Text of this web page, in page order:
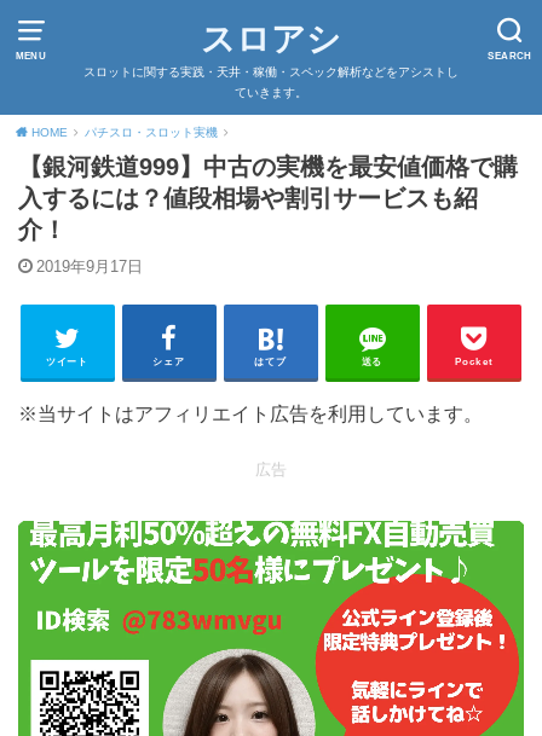
MENU SEARCH
スロアシ
スロットに関する実践・天井・稼働・スペック解析などをアシストし
ていきます。
HOME パチスロ・スロット実機
【銀河鉄道999】中古の実機を最安値価格で購
入するには？値段相場や割引サービスも紹
介！
2019年9月17日
ツイート シェア はてブ 送る Pocket
※当サイトはアフィリエイト広告を利用しています。
広告